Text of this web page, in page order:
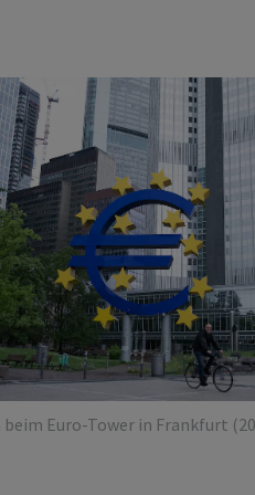
beim Euro-Tower in Frankfurt